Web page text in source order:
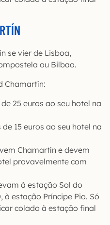
se vier de Lisboa,
ou Bilbao.
Chamartín:
25 euros ao seu hotel na
15 euros ao seu hotel na
Chamartín e devem
provavelmente com
à estação Sol do
à estação Príncipe Pio. Só
colado à estação final